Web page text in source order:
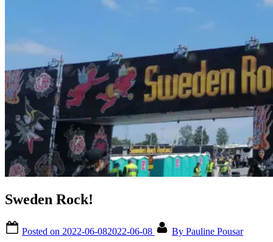
Sweden Rock!
Posted on 2022-06-082022-06-08 By Pauline Pousar